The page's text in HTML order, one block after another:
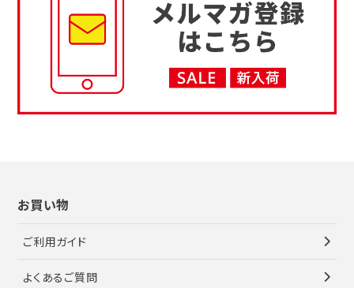
お買い物
ご利用ガイド
よくあるご質問